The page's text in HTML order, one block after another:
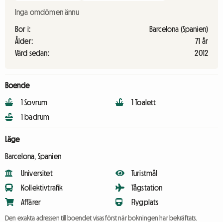
Inga omdömen ännu
Bor i:
Barcelona (Spanien)
Ålder:
71 år
Värd sedan:
2012
Boende
1 Sovrum
1 badrum
1 Toalett
Läge
Barcelona, Spanien
Universitet
Kollektivtrafik
Affärer
Turistmål
Tågstation
Flygplats
Den exakta adressen till boendet visas först när bokningen har bekräftats.